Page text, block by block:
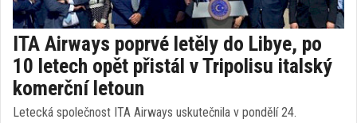
ITA Airways poprvé letěly do Libye, po
10 letech opět přistál v Tripolisu italský
komerční letoun
Letecká společnost ITA Airways uskutečnila v pondělí 24.